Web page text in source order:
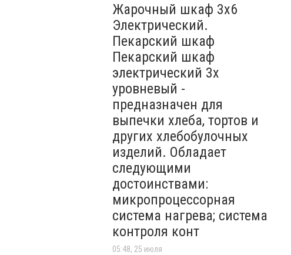
Жарочный шкаф 3х6
Электрический.
Пекарский шкаф
Пекарский шкаф
электрический 3х
уровневый -
предназначен для
выпечки хлеба, тортов и
других хлебобулочных
изделий. Обладает
следующими
достоинствами:
микропроцессорная
система нагрева; система
контроля конт
05:48, 25 июля